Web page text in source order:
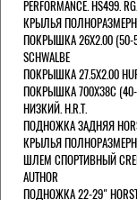
PERFORMANCE. HS499.
КРЫЛЬЯ
ПОКРЫШКА 26X2.00 (50-
SCHWALBE
ПОКРЫШКА 27.5X2.00
ПОКРЫШКА 700X38С (40-
НИЗКИЙ. H.R.T.
ПОДНОЖКА ЗАДНЯЯ
КРЫЛЬЯ
ШЛЕМ СПОРТИВНЫЙ
AUTHOR
ПОДНОЖКА 22-29"